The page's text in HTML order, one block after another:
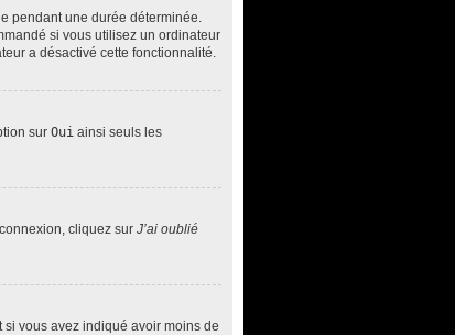
pendant une durée déterminée.
si vous utilisez un ordinateur
a désactivé cette fonctionnalité.
sur Oui ainsi seuls les
cliquez sur J’ai oublié
si vous avez indiqué avoir moins de